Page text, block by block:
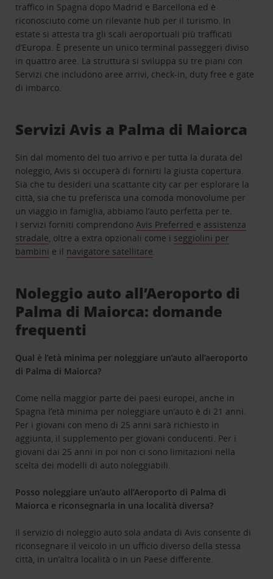
traffico in Spagna dopo Madrid e Barcellona ed è
riconosciuto come un rilevante hub per il turismo. In
estate si attesta tra gli scali aeroportuali più trafficati
d’Europa. È presente un unico terminal passeggeri diviso
in quattro aree. La struttura si sviluppa su tre piani con
Servizi che includono aree arrivi, check-in, duty free e gate
di imbarco.
Servizi Avis a Palma di Maiorca
Sin dal momento del tuo arrivo e per tutta la durata del
noleggio, Avis si occuperà di fornirti la giusta copertura.
Sia che tu desideri una scattante city car per esplorare la
città, sia che tu preferisca una comoda monovolume per
un viaggio in famiglia, abbiamo l’auto perfetta per te.
I servizi forniti comprendono Avis Preferred e assistenza
stradale , oltre a extra opzionali come i seggiolini per
bambini e il navigatore satellitare
Noleggio auto all’Aeroporto di
Palma di Maiorca: domande
frequenti
Qual è l’età minima per noleggiare un’auto all’aeroporto
di Palma di Maiorca?
Come nella maggior parte dei paesi europei, anche in
Spagna l’età minima per noleggiare un’auto è di 21 anni.
Per i giovani con meno di 25 anni sarà richiesto in
aggiunta, il supplemento per giovani conducenti. Per i
giovani dai 25 anni in poi non ci sono limitazioni nella
scelta dei modelli di auto noleggiabili.
Posso noleggiare un’auto all’Aeroporto di Palma di
Maiorca e riconsegnarla in una località diversa?
Il servizio di noleggio auto sola andata di Avis consente di
riconsegnare il veicolo in un ufficio diverso della stessa
città, in un’altra località o in un Paese differente.